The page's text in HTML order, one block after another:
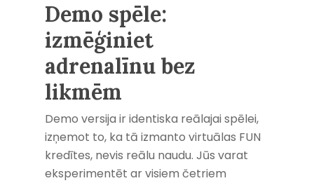
Demo spēle:
izmēģiniet
adrenalīnu bez
likmēm
Demo versija ir identiska reālajai spēlei,
izņemot to, ka tā izmanto virtuālas FUN
kredītes, nevis reālu naudu. Jūs varat
eksperimentēt ar visiem četriem